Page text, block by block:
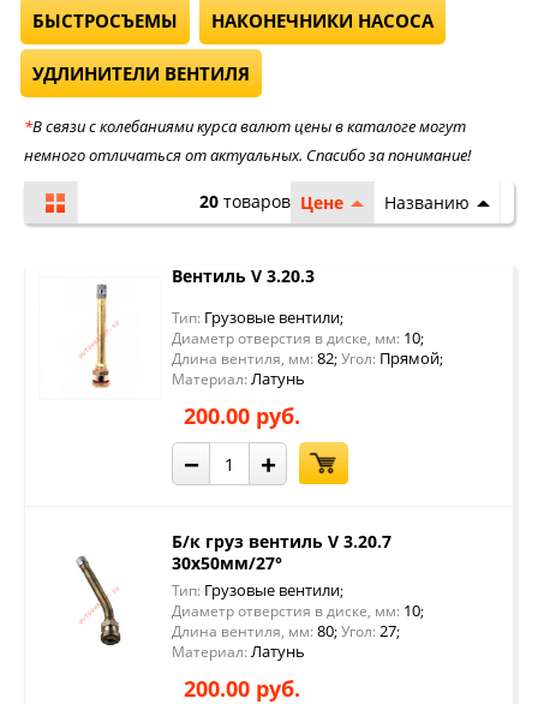
БЫСТРОСЪЕМЫ НАКОНЕЧНИКИ НАСОСА
УДЛИНИТЕЛИ ВЕНТИЛЯ
*В связи с колебаниями курса валют цены в каталоге могут
немного отличаться от актуальных. Спасибо за понимание!
Цене Названию
20 товаров
Вентиль V 3.20.3
Тип: Грузовые вентили;
Диаметр отверстия в диске, мм: 10;
Длина вентиля, мм: 82;Угол: Прямой;
Материал: Латунь
200.00 руб.
− +
Б/к груз вентиль V 3.20.7
30х50мм/27°
Тип: Грузовые вентили;
Диаметр отверстия в диске, мм: 10;
Длина вентиля, мм: 80;Угол: 27;
Материал: Латунь
200.00 руб.